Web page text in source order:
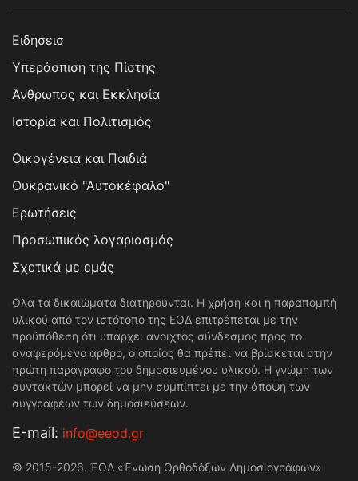
Ειδησεισ
Υπεράσπιση της Πίστης
Άνθρωπος και Εκκλησία
Ιστορία και Πολιτισμός
Οικογένεια και Παιδιά
Ουκρανικό "Αυτοκέφαλο"
Ερωτήσεις
Προσωπικός λογαριασμός
Σχετικά με εμάς
Ολα τα δικαιώματα διατηρούνται. Η χρήση και η παραπομπή
υλικού από τον ιστότοπο της ΕΟΔ επιτρέπεται με την
προϋπόθεση ότι υπάρχει ανοιχτός σύνδεσμος προς το
αναφερόμενο άρθρο, ο οποίος θα πρέπει να βρίσκεται στην
πρώτη παράγραφο του δημοσιευμένου υλικού. Η γνώμη των
συντακτών μπορεί να μην συμπίπτει με την άποψη των
συγγραφέων των δημοσιεύσεων.
Е-mail: info@eeod.gr
© 2015-2026. ΈΟΔ «Ένωση Ορθοδόξων Δημοσιογράφων»